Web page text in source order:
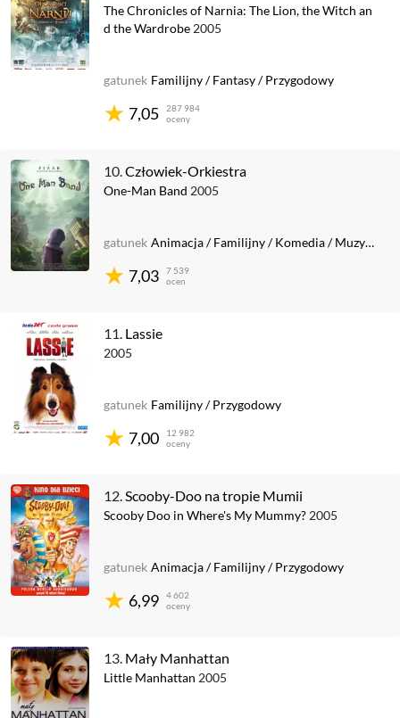
The Chronicles of Narnia: The Lion, the Witch an
d the Wardrobe 2005
7,05
287 984
oceny
gatunek Familijny/Fantasy/Przygodowy
10.Człowiek-Orkiestra
One-Man Band 2005
7,03
7 539
ocen
gatunek Animacja/Familijny/Komedia/Muzyczny
11. Lassie
2005
7,00
12 982
oceny
gatunek Familijny/Przygodowy
12.Scooby-Doo na tropie Mumii
Scooby Doo in Where's My Mummy? 2005
6,99
4 602
oceny
gatunek Animacja/Familijny/Przygodowy
13. Mały Manhattan
Little Manhattan 2005